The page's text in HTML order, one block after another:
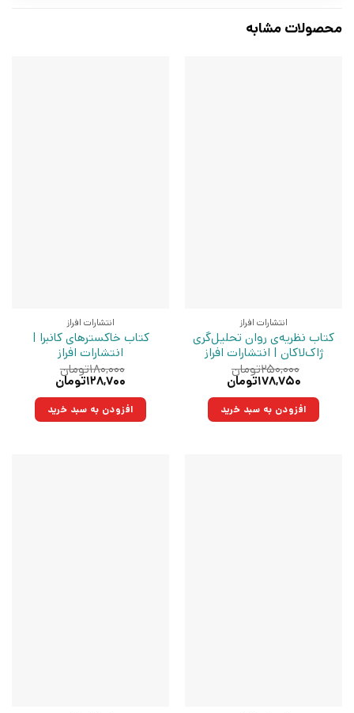
محصولات مشابه
انتشارات افراز
کتاب نظریه‌ی روان‌ تحلیل‌‌گری
ژاک‌لاکان | انتشارات افراز
۲۵۰,۰۰۰تومان
قیمت
۲۵۰,۰۰۰تومان
بود.
۱۷۸,۷۵۰تومان
۱۷۸,۷۵۰تومان.افزودن به سبد خرید
انتشارات افراز
کتاب خاکسترهای کانبرا |
انتشارات افراز
۱۸۰,۰۰۰تومان
قیمت
۱۸۰,۰۰۰تومان
بود.
۱۲۸,۷۰۰تومان
۱۲۸,۷۰۰تومان.افزودن به سبد خرید